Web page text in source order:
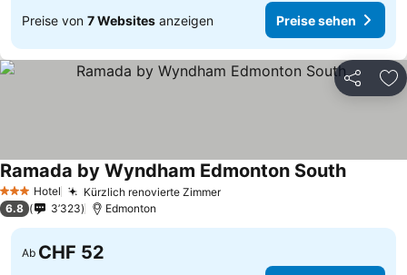
Preise von 7 Websites anzeigen Preise sehen
Teilen
3 SterneHotel Kürzlich renovierte Zimmer
Ramada by Wyndham Edmonton South
6.8 3’323 Edmonton
Ab CHF 52